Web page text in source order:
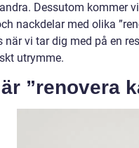
Dessutom kommer
nackdelar med olika
när vi tar dig med på en
utrymme.
”renovera